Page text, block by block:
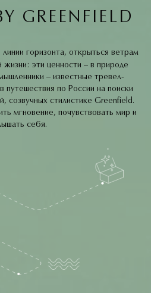
GREENFIELD
горизонта, открыться ветрам
жизни: эти ценности – в природе
– известные тревел-
путешествия по России на поиски
созвучных стилистике Greenfield.
мгновение, почувствовать мир и
себя.